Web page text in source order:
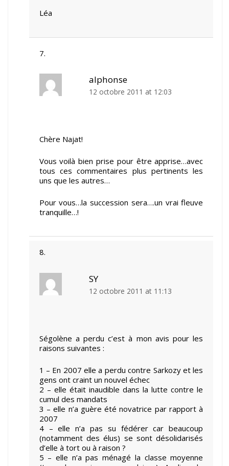
Léa
alphonse
12 octobre 2011 at 12:03
Chère Najat!
Vous voilà bien prise pour être apprise…avec
tous ces commentaires plus pertinents les
uns que les autres…
Pour vous…la succession sera….un vrai fleuve
tranquille…!
SY
12 octobre 2011 at 11:13
Ségolène a perdu c’est à mon avis pour les
raisons suivantes :
1 – En 2007 elle a perdu contre Sarkozy et les
gens ont craint un nouvel échec
2 – elle était inaudible dans la lutte contre le
cumul des mandats
3 – elle n’a guère été novatrice par rapport à
2007
4 – elle n’a pas su fédérer car beaucoup
(notamment des élus) se sont désolidarisés
d’elle à tort ou à raison ?
5 – elle n’a pas ménagé la classe moyenne